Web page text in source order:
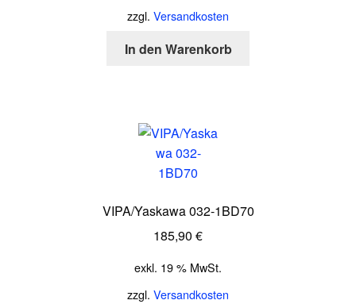
zzgl. Versandkosten
In den Warenkorb
VIPA/Yaskawa 032-1BD70
185,90 €
exkl. 19 % MwSt.
zzgl. Versandkosten